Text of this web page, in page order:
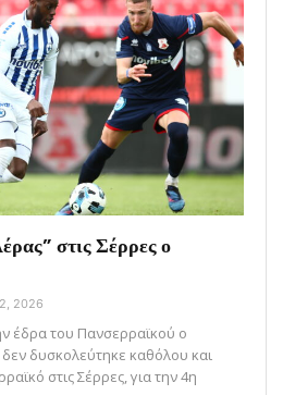
στις Σέρρες ο
2026
έδρα του Πανσερραϊκού ο
δυσκολεύτηκε καθόλου και
στις Σέρρες, για την 4η